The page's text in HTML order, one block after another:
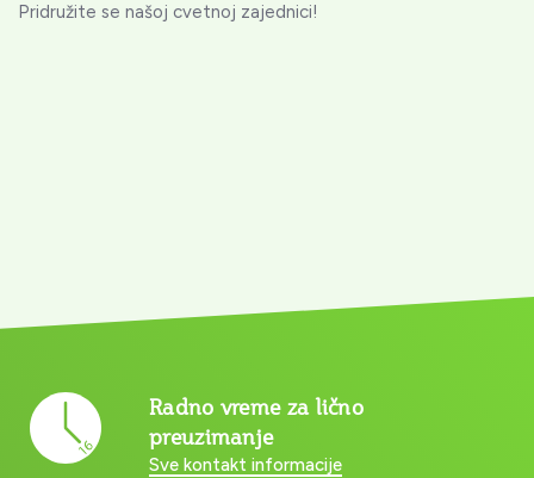
Pridružite se našoj cvetnoj zajednici!
Radno vreme za lično
preuzimanje
Sve kontakt informacije